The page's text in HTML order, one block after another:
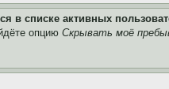
в списке активных
опцию Скрывать моё